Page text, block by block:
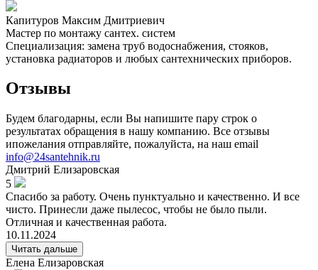
Капитуров Максим Дмитриевич
Мастер по монтажу сантех. систем
Специализация: замена труб водоснабжения, стояков,
установка радиаторов и любых сантехнических приборов.
Отзывы
Будем благодарны, если Вы напишите пару строк о
результатах обращения в нашу компанию. Все отзывы
ипожелания отправляйте, пожалуйста, на наш email
info@24santehnik.ru
Дмитрий Елизаровская
5
Спасибо за работу. Очень пунктуально и качественно. И все
чисто. Принесли даже пылесос, чтобы не было пыли.
Отличная и качественная работа.
10.11.2024
Читать дальше
Елена Елизаровская